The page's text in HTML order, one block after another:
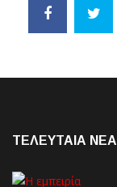
ΤΕΛΕΥΤΑΙΑ NEA